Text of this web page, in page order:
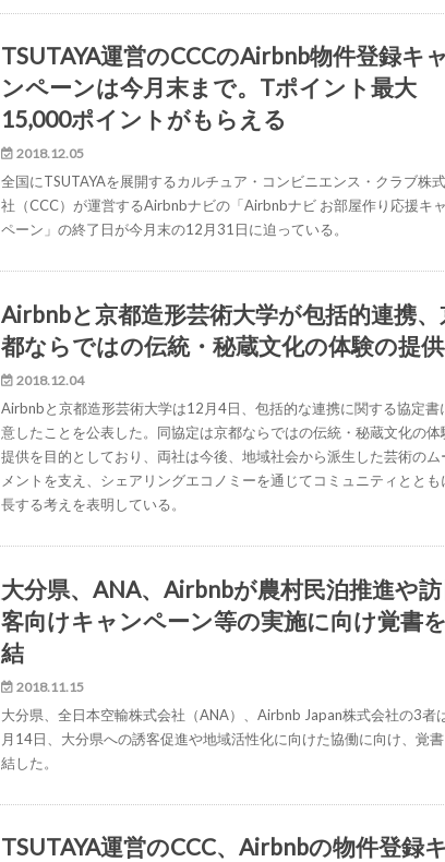
TSUTAYA運営のCCCのAirbnb物件登録キャ
ンペーンは今月末まで。Tポイント最大
15,000ポイントがもらえる
2018.12.05
全国にTSUTAYAを展開するカルチュア・コンビニエンス・クラブ株
社（CCC）が運営するAirbnbナビの「Airbnbナビ お部屋作り応援キ
ペーン」の終了日が今月末の12月31日に迫っている。
Airbnbと京都造形芸術大学が包括的連携、
都ならではの伝統・秘蔵文化の体験の提
2018.12.04
Airbnbと京都造形芸術大学は12月4日、包括的な連携に関する協定書
意したことを公表した。同協定は京都ならではの伝統・秘蔵文化の体
提供を目的としており、両社は今後、地域社会から派生した芸術のム
メントを支え、シェアリングエコノミーを通じてコミュニティととも
長する考えを表明している。
大分県、ANA、Airbnbが農村民泊推進や訪
客向けキャンペーン等の実施に向け覚書
結
2018.11.15
大分県、全日本空輸株式会社（ANA）、Airbnb Japan株式会社の3者
月14日、大分県への誘客促進や地域活性化に向けた協働に向け、覚
結した。
TSUTAYA運営のCCC、Airbnbの物件登録